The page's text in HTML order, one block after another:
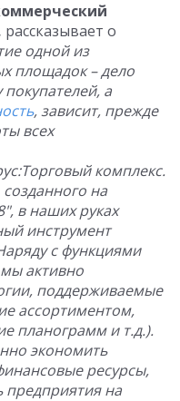
рассказывает о
одной из
площадок – дело
а
, зависит, прежде
всех
комплекс.
на
в наших руках
инструмент
с функциями
активно
поддерживаемые
ассортиментом,
планограмм и т.д.).
экономить
ресурсы,
предприятия на